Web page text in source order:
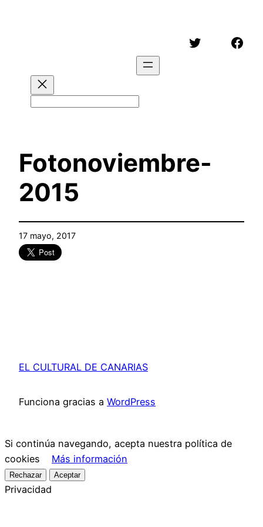
Twitter
Fotonoviembre-
2015
17 mayo, 2017
EL CULTURAL DE CANARIAS
Funciona gracias a WordPress
Si continúa navegando, acepta nuestra política de
cookies Más información
Rechazar Aceptar
Privacidad